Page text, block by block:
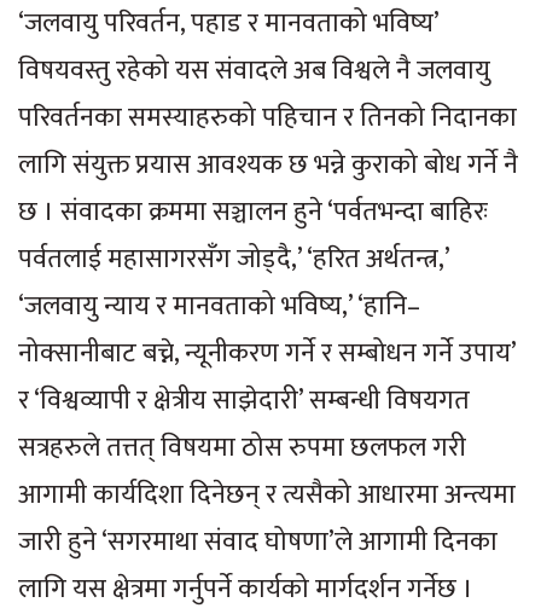
‘जलवायु परिवर्तन, पहाड र मानवताको भविष्य’
विषयवस्तु रहेको यस संवादले अब विश्वले नै जलवायु
परिवर्तनका समस्याहरुको पहिचान र तिनको निदानका
लागि संयुक्त प्रयास आवश्यक छ भन्ने कुराको बोध गर्ने नै
छ । संवादका क्रममा सञ्चालन हुने ‘पर्वतभन्दा बाहिरः
पर्वतलाई महासागरसँग जोड्दै,’ ‘हरित अर्थतन्त्र,’
‘जलवायु न्याय र मानवताको भविष्य,’ ‘हानि–
नोक्सानीबाट बच्ने, न्यूनीकरण गर्ने र सम्बोधन गर्ने उपाय’
र ‘विश्वव्यापी र क्षेत्रीय साझेदारी’ सम्बन्धी विषयगत
सत्रहरुले तत्तत् विषयमा ठोस रुपमा छलफल गरी
आगामी कार्यदिशा दिनेछन् र त्यसैको आधारमा अन्त्यमा
जारी हुने ‘सगरमाथा संवाद घोषणा’ले आगामी दिनका
लागि यस क्षेत्रमा गर्नुपर्ने कार्यको मार्गदर्शन गर्नेछ ।